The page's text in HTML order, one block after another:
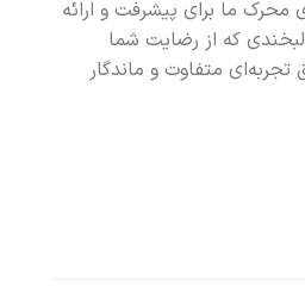
محرک ما برای پیشرفت و ارائه
که از رضایت شما
تجربه‌ای متفاوت و ماندگار